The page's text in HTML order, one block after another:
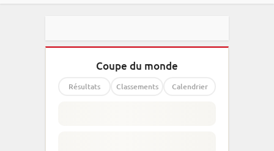
Coupe du monde
Résultats Classements Calendrier